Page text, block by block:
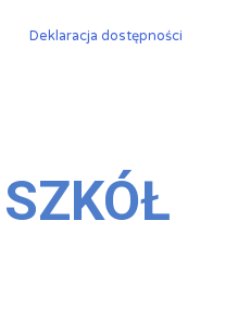
Deklaracja dostępności